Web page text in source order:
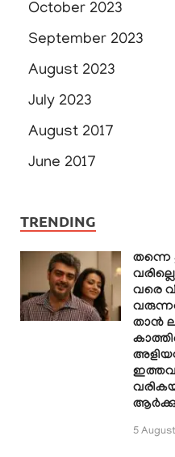
October 2023
September 2023
August 2023
July 2023
August 2017
June 2017
TRENDING
തന്നെ
വരെ
താൻ
5